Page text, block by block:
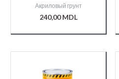
1л+отв.В4
Акриловый грунт
240,00MDL